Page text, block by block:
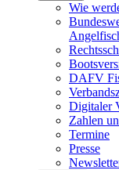
Wie
DAFV
Digitaler
Zahlen
Termine
Presse